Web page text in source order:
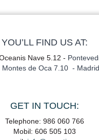
YOU’LL FIND US AT:
Nave 5.12 -
Montes de Oca 7.10 - Madrid
GET IN TOUCH:
Telephone: 986 060 766
Mobil: 606 505 103